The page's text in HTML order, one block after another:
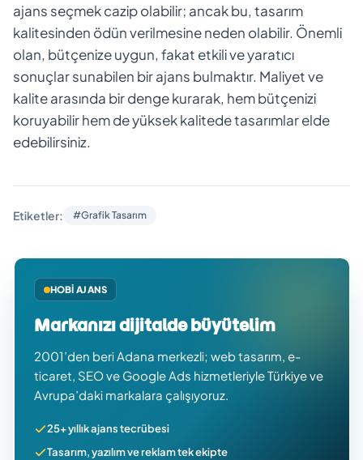
ajans seçmek cazip olabilir; ancak bu, tasarım
kalitesinden ödün verilmesine neden olabilir. Önemli
olan, bütçenize uygun, fakat etkili ve yaratıcı
sonuçlar sunabilen bir ajans bulmaktır. Maliyet ve
kalite arasında bir denge kurarak, hem bütçenizi
koruyabilir hem de yüksek kalitede tasarımlar elde
edebilirsiniz.
Etiketler: #Grafik Tasarım
HOBI AJANS
Markanızı dijitalde büyütelim
2001’den beri Adana merkezli; web tasarım, e-
ticaret, SEO ve Google Ads hizmetleriyle Türkiye ve
Avrupa’daki markalara çalışıyoruz.
25+ yıllık ajans tecrübesi
Tasarım, yazılım ve reklam tek ekipte